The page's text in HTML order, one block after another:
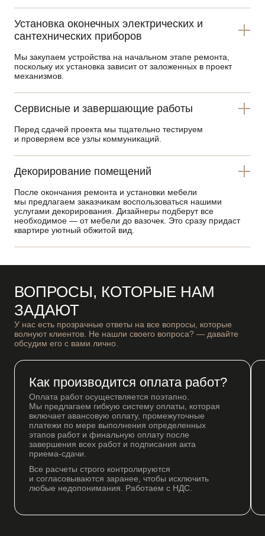
Установка оконечных электрических и
сантехнических приборов
Мы закупаем устройства на начальном этапе ремонта,
поскольку их установка зависит от заложенных в проект
механизмов.
Сервисные и завершающие работы
Перед сдачей проекта мы тщательно тестируем
и проверяем все узлы коммуникаций.
Декорирование помещений
После окончания ремонта и установки мебели
мы предлагаем заказчикам воспользоваться нашими
услугами декорирования. Дизайнеры подберут все
необходимое — от мебели до вазочек. Это сразу придаст
квартире уютный обжитой вид.
ВОПРОСЫ, КОТОРЫЕ НАМ
ЗАДАЮТ
У нас есть прозрачные ответы на все вопросы, которые
волнуют клиентов. Не нашли своего вопроса? — давайте
обсудим его с вами лично.
Как производится оплата работ?
Оплата работ осуществляется поэтапно.
Мы предлагаем гибкую систему оплаты, которая
включает авансовую оплату, промежуточные
платежи по мере выполнения определенных
этапов работ и финальную оплату после
завершения всех работ и подписания акта
приема-сдачи
Все расчеты строго контролируются
и согласовываются заранее, чтобы исключить
любые недопонимания. Работаем с НДС.